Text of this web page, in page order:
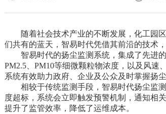
随着社会技术产业的不断发展 ， 化工园
们共有的蓝天，‌智易时代凭借其前沿的技术
智易时代的扬尘监测系统，‌集成了先进
PM2.5、‌PM10等细微颗粒物浓度，‌以及风
系统有效助力政府、‌企业及公众及时掌握扬
相较于传统监测手段，‌智易时代扬尘监
度超标，‌系统会立即触发预警机制，‌通知相
提升了监管效率，‌降低了运维成本。